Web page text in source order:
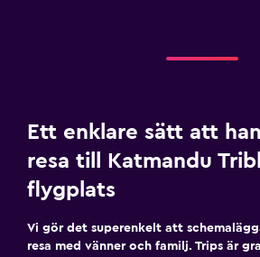
Ett enklare sätt att
resa till Katmandu
flygplats
Vi gör det superenkelt att
resa med vänner och familj. Trips är